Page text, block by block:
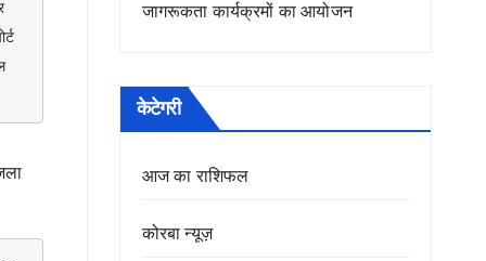
जागरूकता कार्यक्रमों का आयोजन
केटेगरी
आज का राशिफल
कोरबा न्यूज़